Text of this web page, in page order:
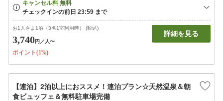
お1人さま1泊（3名1室利用時） (税込)
3,740円 ／人〜
ポイント(1%)
詳細を見る
【連泊】2泊以上におススメ！連泊プラン☆天然温泉＆朝
食ビュッフェ＆無料駐車場完備